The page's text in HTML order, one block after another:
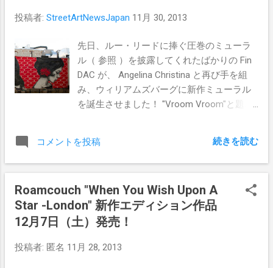
投稿者: StreetArtNewsJapan 11月 30, 2013
先日、ルー・リードに捧ぐ圧巻のミューラ
ル（ 参照 ）を披露してくれたばかりの Fin
DAC が、 Angelina Christina と再び手を組
み、ウィリアムズバーグに新作ミューラル
を誕生させました！ "Vroom Vroom"と題さ
す。
コメントを投稿 続きを読む
Roamcouch "When You Wish Upon A
Star -London" 新作エディション作品
12月7日（土）発売！
投稿者: 匿名 11月 28, 2013